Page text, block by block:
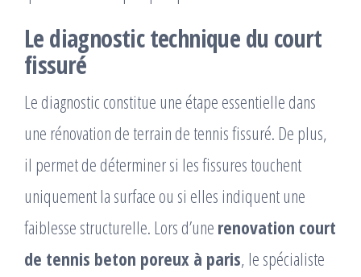
Le diagnostic technique du court
fissuré
Le diagnostic constitue une étape essentielle dans
une rénovation de terrain de tennis fissuré. De plus,
il permet de déterminer si les fissures touchent
uniquement la surface ou si elles indiquent une
faiblesse structurelle. Lors d’une renovation court
de tennis beton poreux à paris, le spécialiste